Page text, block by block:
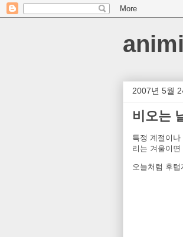
2007년 5월
비오는
특정 계절이
리는 겨울이
오늘처럼 후